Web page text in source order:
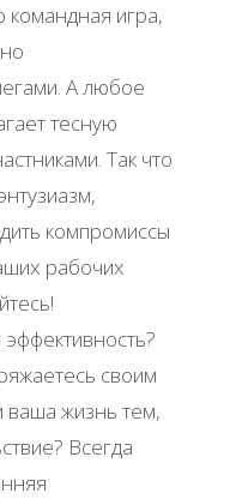
командная игра,
А любое
тесную
Так что
компромиссы
рабочих
своим
жизнь тем,
Всегда